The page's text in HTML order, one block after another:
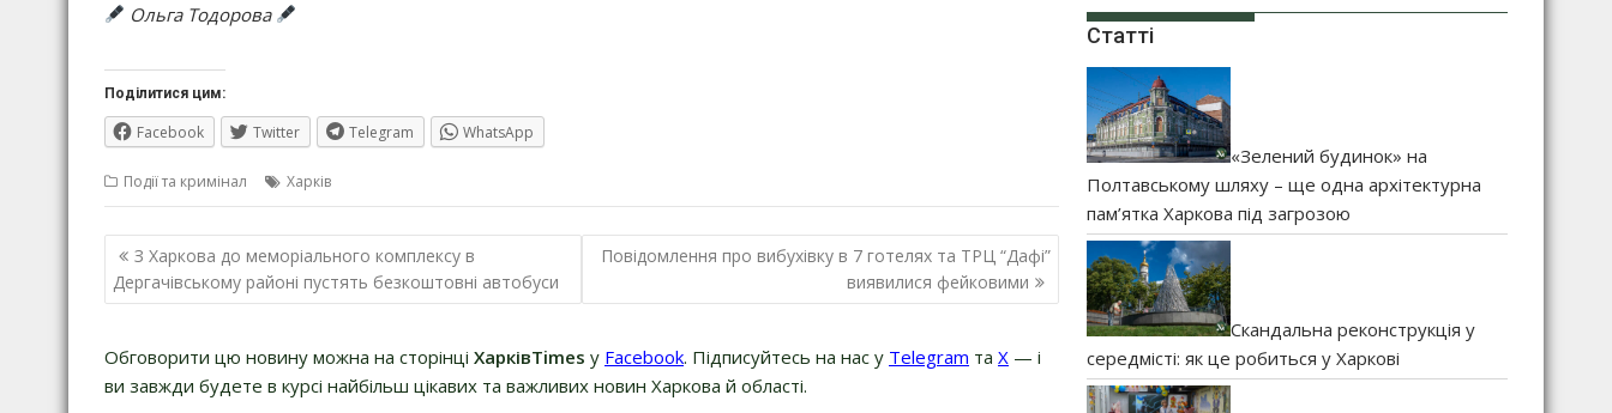
Ольга Тодорова
Поділитися цим:
Facebook Twitter Telegram WhatsApp
Події та кримінал Харків
Навігація
записів
З Харкова до меморіального комплексу в
Дергачівському районі пустять безкоштовні автобуси
Повідомлення про вибухівку в 7 готелях та ТРЦ “Дафі”
виявилися фейковими
Обговорити цю новину можна на сторінці ХарківTimes у Facebook. Підписуйтесь на нас у Telegram та Х — і
ви завжди будете в курсі найбільш цікавих та важливих новин Харкова й області.
Статті
«Зелений будинок» на
Полтавському шляху – ще одна архітектурна
пам’ятка Харкова під загрозою
Скандальна реконструкція у
середмісті: як це робиться у Харкові